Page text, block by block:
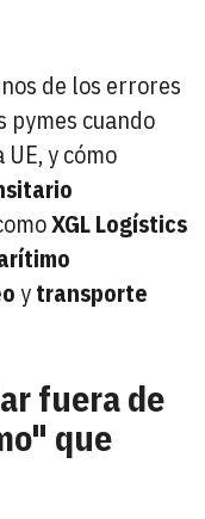
de los errores
pymes cuando
y cómo
XGL Logístics
ytransporte
fuera de
que